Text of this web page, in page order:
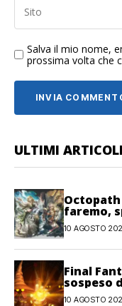
Salva il mio nome,
prossima volta che
ULTIMI ARTICOLI
Octopath
faremo,
10 AGOSTO
Final
sospeso
10 AGOSTO